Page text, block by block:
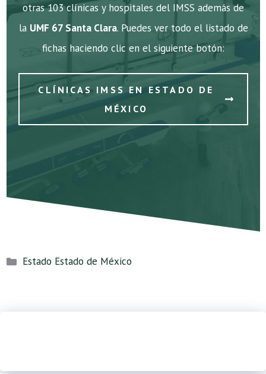
otras 103 clínicas y hospitales del IMSS además de
la UMF 67 Santa Clara. Puedes ver todo el listado de
fichas haciendo clic en el siguiente botón:
CLÍNICAS IMSS EN ESTADO DE
MÉXICO
Categorías
Estado Estado de México